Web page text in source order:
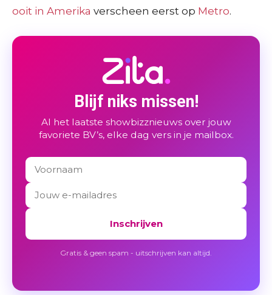
ooit in Amerika verscheen eerst op Metro.
Blijf niks missen!
Al het laatste showbizznieuws over jouw
favoriete BV’s, elke dag vers in je mailbox.
Inschrijven
Gratis & geen spam - uitschrijven kan altijd.